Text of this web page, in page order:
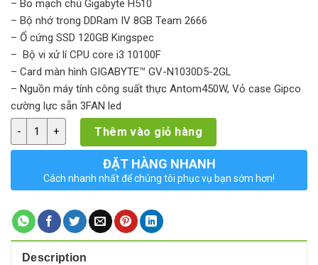
9.000.000₫.8.550.000₫.
– Bo mạch chủ Gigabyte H510
– Bộ nhớ trong DDRam IV 8GB Team 2666
– Ổ cứng SSD 120GB Kingspec
– Bộ vi xử lí CPU core i3 10100F
– Card màn hình GIGABYTE™ GV-N1030D5-2GL
– Nguồn máy tính công suất thực Antom450W, Vỏ case Gipco
cường lực sẵn 3FAN led
Case máy tính TP1 - chạy phần mềm Autocad quantity
Thêm vào giỏ hàng
ĐẶT HÀNG NHANH
Cách nhanh nhất để chúng tôi phục vụ bạn sớm hơn!
Description